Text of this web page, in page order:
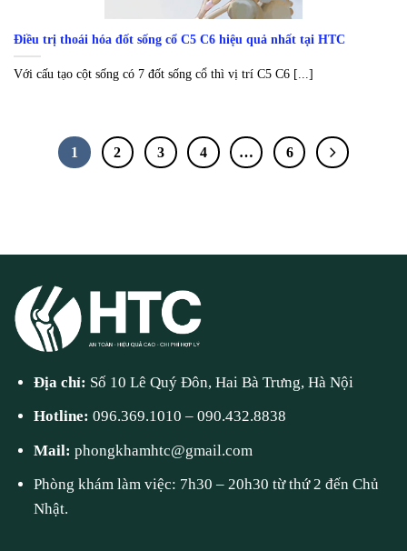
Điều trị thoái hóa đốt sống cổ C5 C6 hiệu quả nhất tại HTC
Với cấu tạo cột sống có 7 đốt sống cổ thì vị trí C5 C6 [...]
1 2 3 4 … 6
Địa chỉ: Số 10 Lê Quý Đôn, Hai Bà Trưng, Hà Nội
Hotline:096.369.1010 –090.432.8838
Mail:phongkhamhtc@gmail.com
Phòng khám làm việc: 7h30 – 20h30 từ thứ 2 đến Chủ
Nhật.